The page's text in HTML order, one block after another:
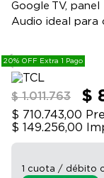
Google TV,
Audio ideal para
20% OFF Extra 1 Pago
$ 1.011.763 $
$ 710.743,00
$ 149.256,00
1 cuota / débito
7.
aire
9.
sommier
10. smart tv